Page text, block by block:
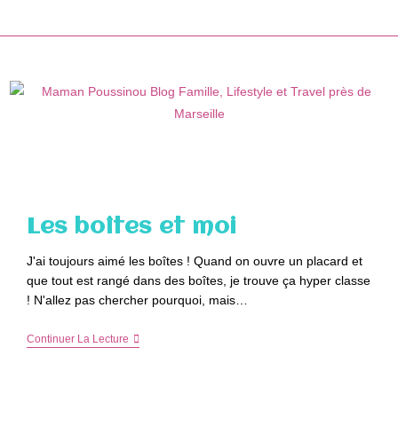
Les boîtes et moi
J'ai toujours aimé les boîtes ! Quand on ouvre un placard et
que tout est rangé dans des boîtes, je trouve ça hyper classe
! N'allez pas chercher pourquoi, mais…
Continuer La LectureLes